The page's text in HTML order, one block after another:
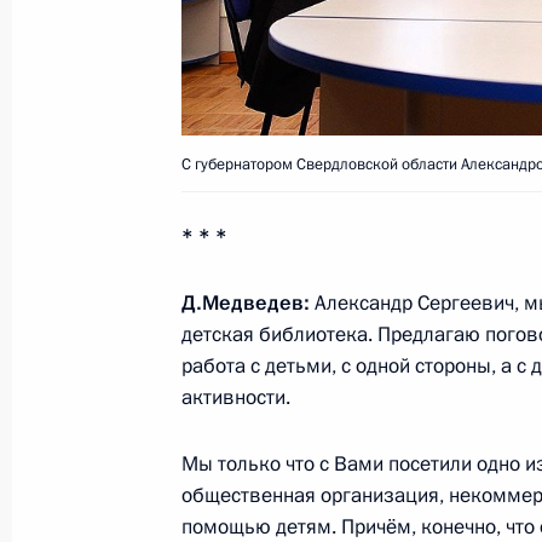
Стенографический отчёт о
деятельности МВД
7 февраля 2011 года, 14:30 Москва
4 февраля 2011 года, 18:00 Московская
Совещание по проблемам
4 февраля 2011 года, 15:00
С губернатором Свердловской области
* * *
Д.Медведев: Александр Сергеевич,
детская библиотека. Предлагаю
работа с детьми, с одной стороны, а
активности.
Мы только что с Вами посетили одно
общественная организация,
помощью детям. Причём, конечно, что